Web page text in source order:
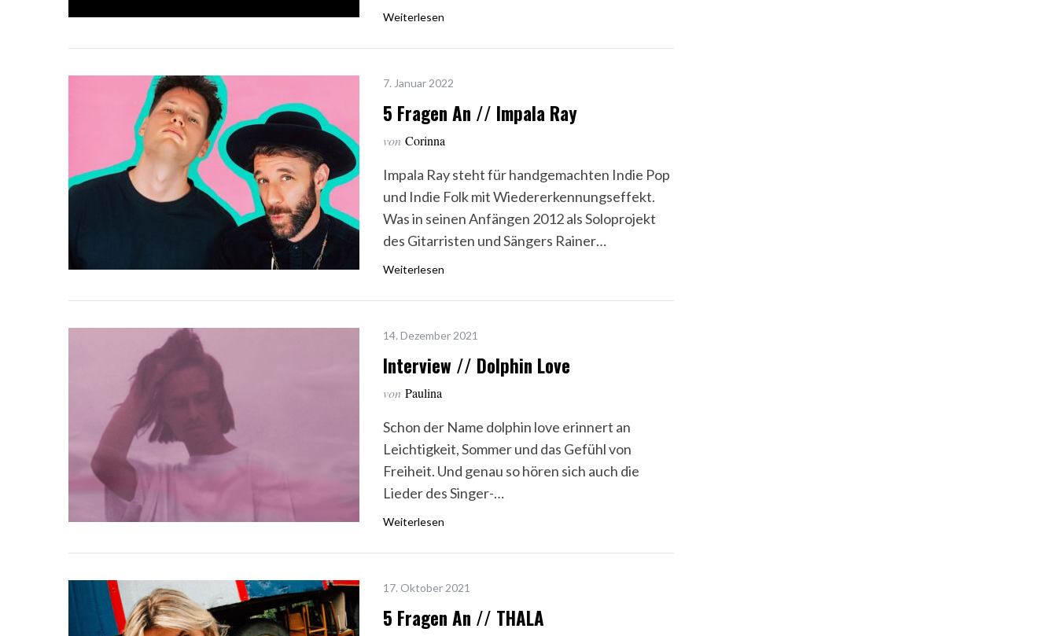
Weiterlesen
7. Januar 2022
5 Fragen An // Impala Ray
von Corinna
Impala Ray steht für handgemachten Indie Pop
und Indie Folk mit Wiedererkennungseffekt.
Was in seinen Anfängen 2012 als Soloprojekt
des Gitarristen und Sängers Rainer…
Weiterlesen
14. Dezember 2021
Interview // Dolphin Love
von Paulina
Schon der Name dolphin love erinnert an
Leichtigkeit, Sommer und das Gefühl von
Freiheit. Und genau so hören sich auch die
Lieder des Singer-…
Weiterlesen
17. Oktober 2021
5 Fragen An // THALA